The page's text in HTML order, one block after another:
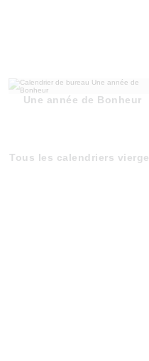
Une année de Bonheur
Tous les calendriers